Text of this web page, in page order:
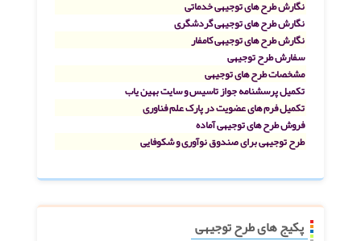
نگارش طرح های توجیهی خدماتی
نگارش طرح های توجیهی گردشگری
نگارش طرح های توجیهی کامفار
سفارش طرح توجیهی
مشخصات طرح های توجیهی
تکمیل پرسشنامه جواز تاسیس و سایت بهین یاب
تکمیل فرم های عضویت در پارک علم فناوری
فروش طرح های توجیهی آماده
طرح توجیهی برای صندوق نوآوری و شکوفایی
پکیج های طرح توجیهی